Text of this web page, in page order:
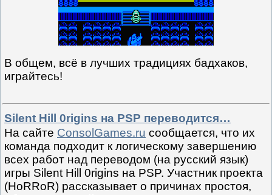
В общем, всё в лучших традициях бадхаков,
играйтесь!
Silent Hill 0rigins на PSP переводится…
На сайте ConsolGames.ru сообщается, что их
команда подходит к логическому завершению
всех работ над переводом (на русский язык)
игры Silent Hill 0rigins на PSP. Участник проекта
(HoRRoR) рассказывает о причинах простоя,